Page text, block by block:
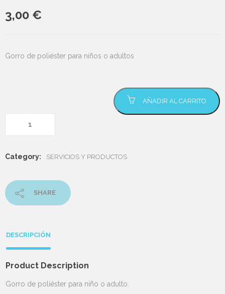
3,00 €
Gorro de poliéster para niños o adultos
AÑADIR AL CARRITO
Category: SERVICIOS Y PRODUCTOS
SHARE
DESCRIPCIÓN
Product Description
Gorro de poliéster para niño o adulto.